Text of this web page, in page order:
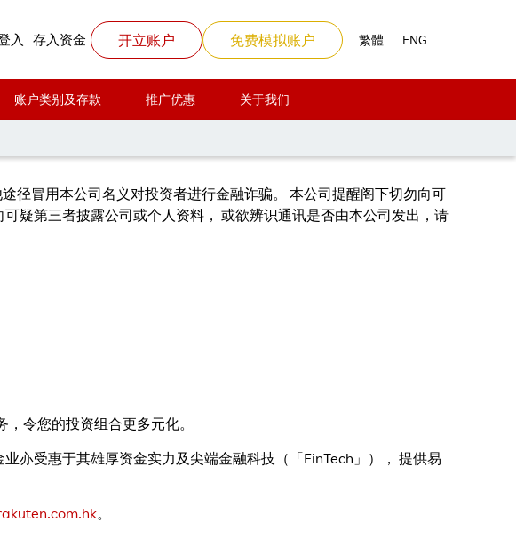
入 存入资金 开立账户 免费模拟账户 繁體 ENG
账户类别及存款 推广优惠 关于我们
金业的组织
径冒用本公司名义对投资者进行金融诈骗。 本公司提醒阁下切勿向可
疑第三者披露公司或个人资料， 或欲辨识通讯是否由本公司发出，请
令您的投资组合更多元化。
亦受惠于其雄厚资金实力及尖端金融科技（「FinTech」）， 提供易
。